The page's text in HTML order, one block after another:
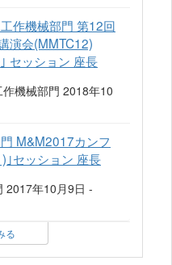
作機械部門 第12回
演会(MMTC12)
セッション 座長
機械部門 2018年10
M&M2017カンフ
｣セッション 座長
2017年10月9日 -
る